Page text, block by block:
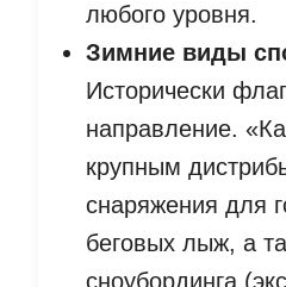
любого уровня.
Зимние виды
Исторически
направление.
крупным
снаряжения для
беговых лыж, а
сноубординга